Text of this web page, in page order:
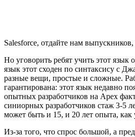
Salesforce, отдайте нам
Но уговорить ребят учить этот язык
язык этот сходен по синтаксису с
разные вещи, простые и сложные.
гарантирована: этот язык недавно
опытных разработчиков на Apex
синиорных разработчиков стаж 3-5
может быть и 15, и 20 лет опыта, как
Из-за того, что спрос большой, а